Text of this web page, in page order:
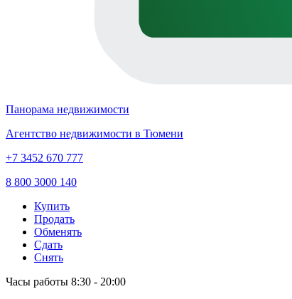
Панорама недвижимости
Агентство недвижимости в Тюмени
+7 3452 670 777
8 800 3000 140
Купить
Продать
Обменять
Сдать
Снять
Часы работы 8:30 - 20:00